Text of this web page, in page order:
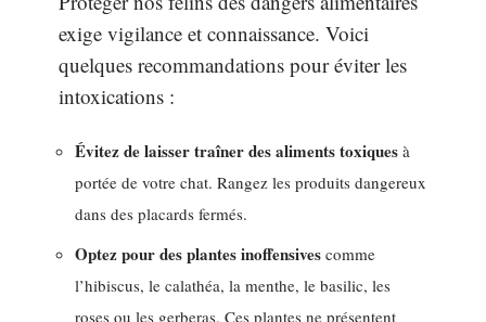
exige vigilance et connaissance. Voici
quelques recommandations pour éviter les
intoxications :
Évitez de laisser traîner des aliments toxiques à
portée de votre chat. Rangez les produits dangereux
dans des placards fermés.
Optez pour des plantes inoffensives comme
l’hibiscus, le calathéa, la menthe, le basilic, les
roses ou les gerberas. Ces plantes ne présentent